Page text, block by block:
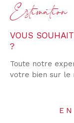
Estimation
VOUS
?
Toute notre
votre bien sur le